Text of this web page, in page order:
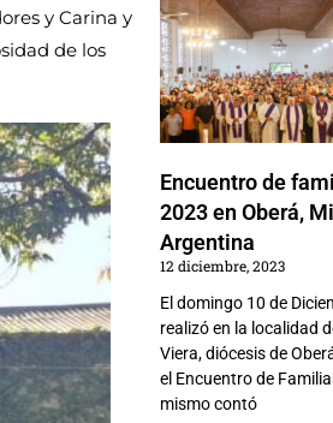
y Carina y
de los
Encuentro de
2023 en Oberá,
Argentina
12 diciembre, 2023
El domingo 10 de
realizó en la localidad
Viera, diócesis de
el Encuentro de
mismo contó